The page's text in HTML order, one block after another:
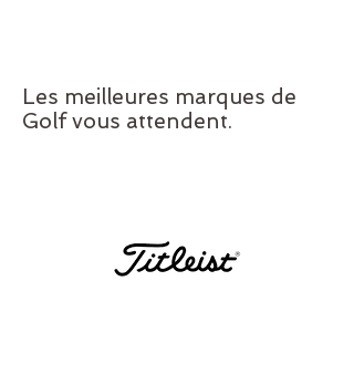
Les meilleures marques de
Golf vous attendent.